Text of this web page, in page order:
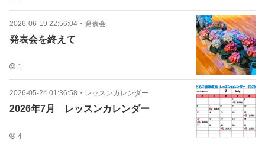
2026-06-19 22:56:04 ・ 発表会
発表会を終えて
1
2026-05-24 01:36:58 ・ レッスンカレンダー
2026年7月 レッスンカレンダー
4